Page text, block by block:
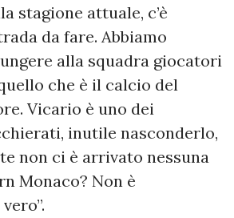
stagione attuale, c’è
da fare. Abbiamo
alla squadra giocatori
che è il calcio del
Vicario è uno dei
inutile nasconderlo,
non ci è arrivato nessuna
Monaco? Non è